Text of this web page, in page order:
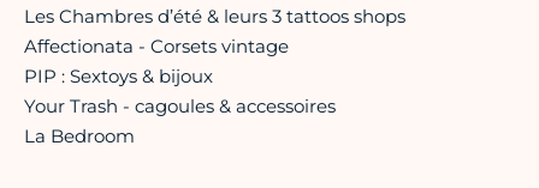
Les Chambres d’été & leurs 3 tattoos shops
Affectionata - Corsets vintage
PIP : Sextoys & bijoux
Your Trash - cagoules & accessoires
La Bedroom